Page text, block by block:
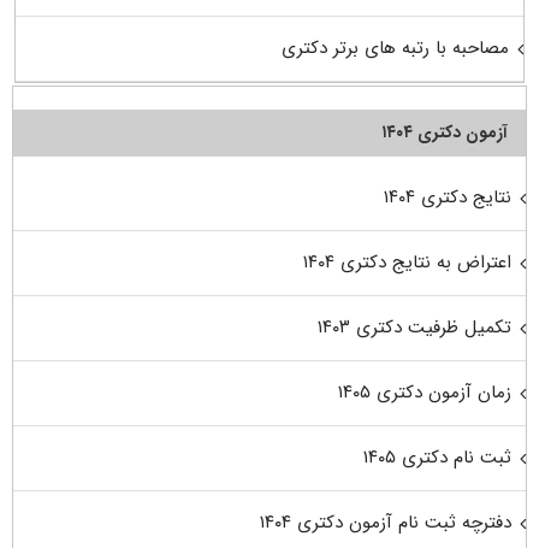
مصاحبه با رتبه های برتر دکتری
آزمون دکتری ۱۴۰۴
نتایج دکتری ۱۴۰۴
اعتراض به نتایج دکتری ۱۴۰۴
تکمیل ظرفیت دکتری ۱۴۰۳
زمان آزمون دکتری ۱۴۰۵
ثبت نام دکتری ۱۴۰۵
دفترچه ثبت نام آزمون دکتری ۱۴۰۴